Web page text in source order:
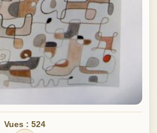
Vues : 524